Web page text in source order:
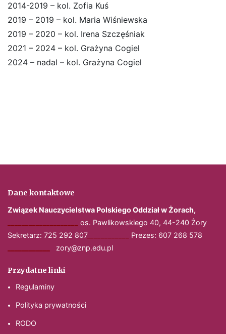
2014-2019 – kol. Zofia Kuś
2019 – 2019 – kol. Maria Wiśniewska
2019 – 2020 – kol. Irena Szczęśniak
2021 – 2024 – kol. Grażyna Cogiel
2024 – nadal – kol. Grażyna Cogiel
Dane kontaktowe
Związek Nauczycielstwa PolskiegoOddział w Żorach,
os. Pawlikowskiego 40, 44-240 Żory
Sekretarz: 725 292 807____________
Prezes: 607 268 578
zory@znp.edu.pl
Przydatne linki
Regulaminy
Polityka prywatności
RODO